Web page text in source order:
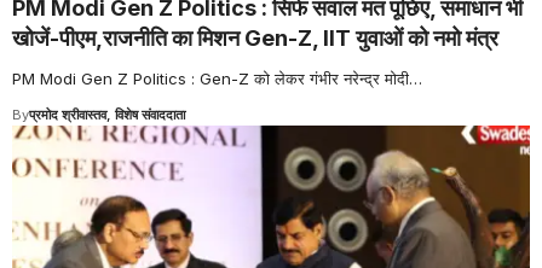
PM Modi Gen Z Politics : सिर्फ सवाल मत पूछिए, समाधान भी
खोजें-पीएम,राजनीति का मिशन Gen-Z, IIT युवाओं को नमो मंत्र
PM Modi Gen Z Politics : Gen-Z को लेकर गंभीर नरेन्द्र मोदी…
Byप्रमोद श्रीवास्तव, विशेष संवाददाता